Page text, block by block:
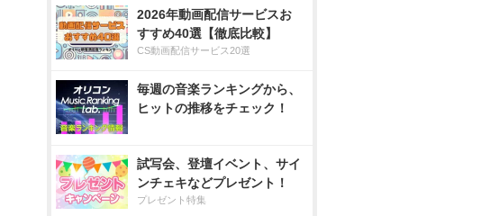
2026年動画配信サービスお
すすめ40選【徹底比較】
CS動画配信サービス20選
毎週の音楽ランキングから、
ヒットの推移をチェック！
試写会、登壇イベント、サイ
ンチェキなどプレゼント！
プレゼント特集